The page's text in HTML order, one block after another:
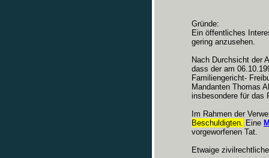
Gründe:
Ein öffentliches
gering anzusehen.
Nach Durchsicht der
dass der am
Familiengericht-
Mandanten Thomas
insbesondere für das
Im Rahmen der
Beschuldigten. Eine
vorgeworfenen Tat.
Etwaige